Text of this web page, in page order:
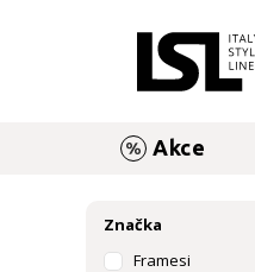
Akce
Značka
Framesi